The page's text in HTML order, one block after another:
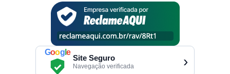
Google
Site Seguro
Navegação verificada ›